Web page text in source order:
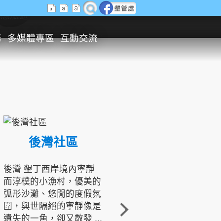
多媒體專區 互動交流
旅遊
後灣社區
後灣 墾丁西岸境內寧靜
而淳樸的小漁村，優美的
弧形沙灘、悠閒的度假氛
圍，與世隔絕的寧靜像是
遺失的一角，卻又散發 ...
角的端點，冬季海浪拍打
著礁岸，旺盛的侵蝕作